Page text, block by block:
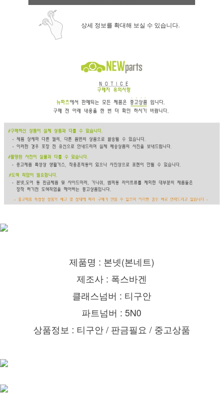
상세 정보를 확대해 보실 수 있습니다.
제품명 : 본넷(본네트)
제조사 : 폭스바겐
클래스넘버 : 티구안
파트넘버 : 5N0
상품정보 : 티구안 / 판금필요 / 중고상품